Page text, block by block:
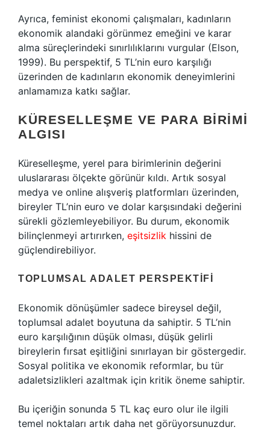
Ayrıca, feminist ekonomi çalışmaları, kadınların
ekonomik alandaki görünmez emeğini ve karar
alma süreçlerindeki sınırlılıklarını vurgular (Elson,
1999). Bu perspektif, 5 TL’nin euro karşılığı
üzerinden de kadınların ekonomik deneyimlerini
anlamamıza katkı sağlar.
KÜRESELLEŞME VE PARA BIRIMI
ALGISI
Küreselleşme, yerel para birimlerinin değerini
uluslararası ölçekte görünür kıldı. Artık sosyal
medya ve online alışveriş platformları üzerinden,
bireyler TL’nin euro ve dolar karşısındaki değerini
sürekli gözlemleyebiliyor. Bu durum, ekonomik
bilinçlenmeyi artırırken, eşitsizlik hissini de
güçlendirebiliyor.
TOPLUMSAL ADALET PERSPEKTIFI
Ekonomik dönüşümler sadece bireysel değil,
toplumsal adalet boyutuna da sahiptir. 5 TL’nin
euro karşılığının düşük olması, düşük gelirli
bireylerin fırsat eşitliğini sınırlayan bir göstergedir.
Sosyal politika ve ekonomik reformlar, bu tür
adaletsizlikleri azaltmak için kritik öneme sahiptir.
Bu içeriğin sonunda 5 TL kaç euro olur ile ilgili
temel noktaları artık daha net görüyorsunuzdur.